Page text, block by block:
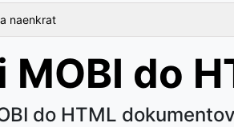
naenkrat
MOBI do
do HTML